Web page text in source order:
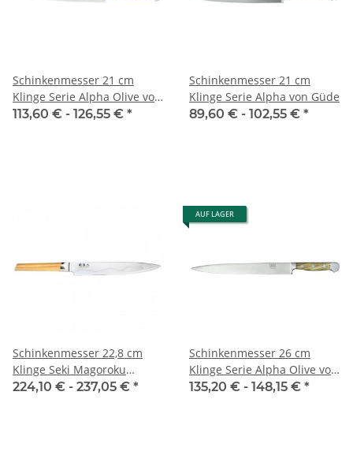
Schinkenmesser 21 cm
Klinge Serie Alpha Olive von
Güde
113,60 € - 126,55 € *
Schinkenmesser 21 cm
Klinge Serie Alpha von Güde
89,60 € - 102,55 € *
Schinkenmesser 22,8 cm
Klinge Seki Magoroku
Composite von Kai
224,10 € - 237,05 € *
AUF LAGER
Schinkenmesser 26 cm
Klinge Serie Alpha Olive von
Güde
135,20 € - 148,15 € *